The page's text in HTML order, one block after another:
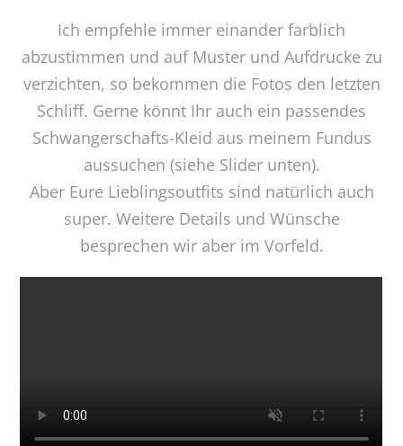
Ich empfehle immer einander farblich
abzustimmen und auf Muster und Aufdrucke zu
verzichten, so bekommen die Fotos den letzten
Schliff. Gerne könnt Ihr auch ein passendes
Schwangerschafts-Kleid aus meinem Fundus
aussuchen (siehe Slider unten).
Aber Eure Lieblingsoutfits sind natürlich auch
super. Weitere Details und Wünsche
besprechen wir aber im Vorfeld.